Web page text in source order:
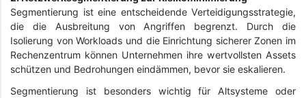
Segmentierung ist eine entscheidende Verteidigungsstrategie,
die die Ausbreitung von Angriffen begrenzt. Durch die
Isolierung von Workloads und die Einrichtung sicherer Zonen im
Rechenzentrum können Unternehmen ihre wertvollsten Assets
schützen und Bedrohungen eindämmen, bevor sie eskalieren.
Segmentierung ist besonders wichtig für Altsysteme oder